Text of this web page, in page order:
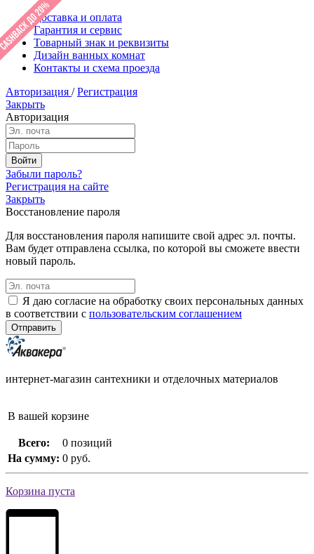
Доставка и оплата
Гарантия и сервис
Товарный знак и реквизиты
Дизайн ванных комнат
Контакты и схема проезда
Авторизация / Регистрация
Закрыть
Авторизация
Забыли пароль?
Регистрация на сайте
Закрыть
Восстановление пароля
Для восстановления пароля напишите свой адрес эл. почты.
Вам будет отправлена ссылка, по которой вы сможете ввести
новый пароль.
Я даю согласие на обработку своих персональных данных
в соответствии с пользовательским соглашением
интернет-магазин сантехники и отделочных материалов
В вашей корзине
Всего:
0 позиций
На сумму: 0 руб.
Корзина пуста